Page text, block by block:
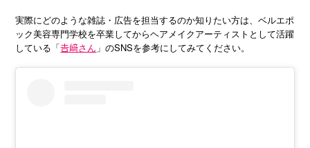
実際にどのような雑誌・広告を担当するのか知りたい方は、ベルエポ
ック美容専門学校を卒業してからヘアメイクアーティストとして活躍
している「𠮷﨑さん 」のSNSを参考にしてみてください。